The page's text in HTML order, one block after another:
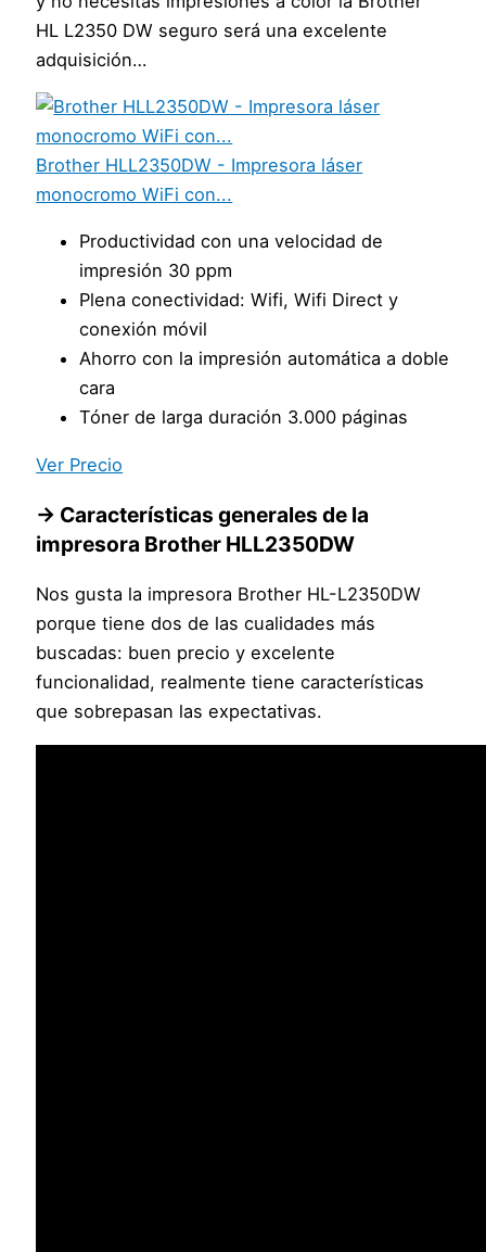
HL L2350 DW seguro será una excelente
adquisición…
Brother HLL2350DW - Impresora láser
monocromo WiFi con...
Productividad con una velocidad de
impresión 30 ppm
Plena conectividad: Wifi, Wifi Direct y
conexión móvil
Ahorro con la impresión automática a doble
cara
Tóner de larga duración 3.000 páginas
Ver Precio
→ Características generales de la
impresora Brother HLL2350DW
Nos gusta la impresora Brother HL-L2350DW
porque tiene dos de las cualidades más
buscadas: buen precio y excelente
funcionalidad, realmente tiene características
que sobrepasan las expectativas.